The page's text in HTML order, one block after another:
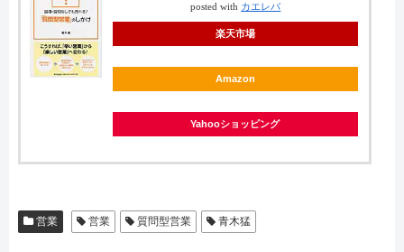
posted with カエレバ
楽天市場
Amazon
Yahooショッピング
営業 営業 質問型営業 青木猛